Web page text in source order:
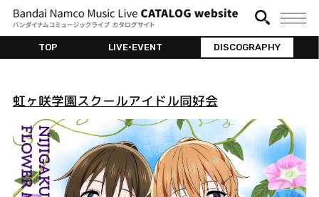
TOP LIVE•EVENT DISCOGRAPHY
虹ヶ咲学園スクールアイドル同好会